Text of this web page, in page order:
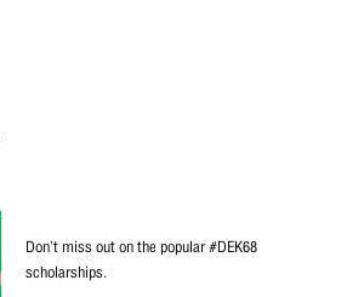
Don’t miss out on the popular #DEK68
scholarships.